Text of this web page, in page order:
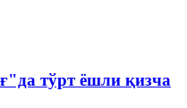
тўрт ёшли қизча